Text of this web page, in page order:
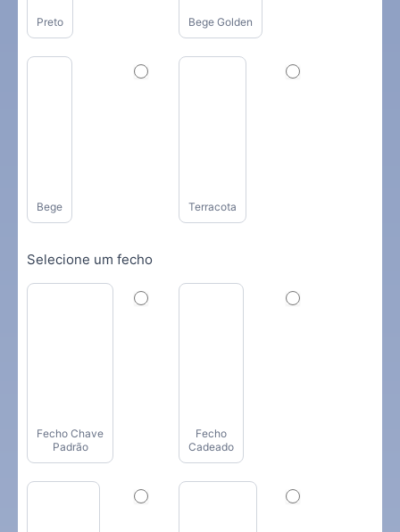
Preto Bege Golden
Bege Terracota
Selecione um fecho
Fecho Chave
Padrão
Fecho
Cadeado